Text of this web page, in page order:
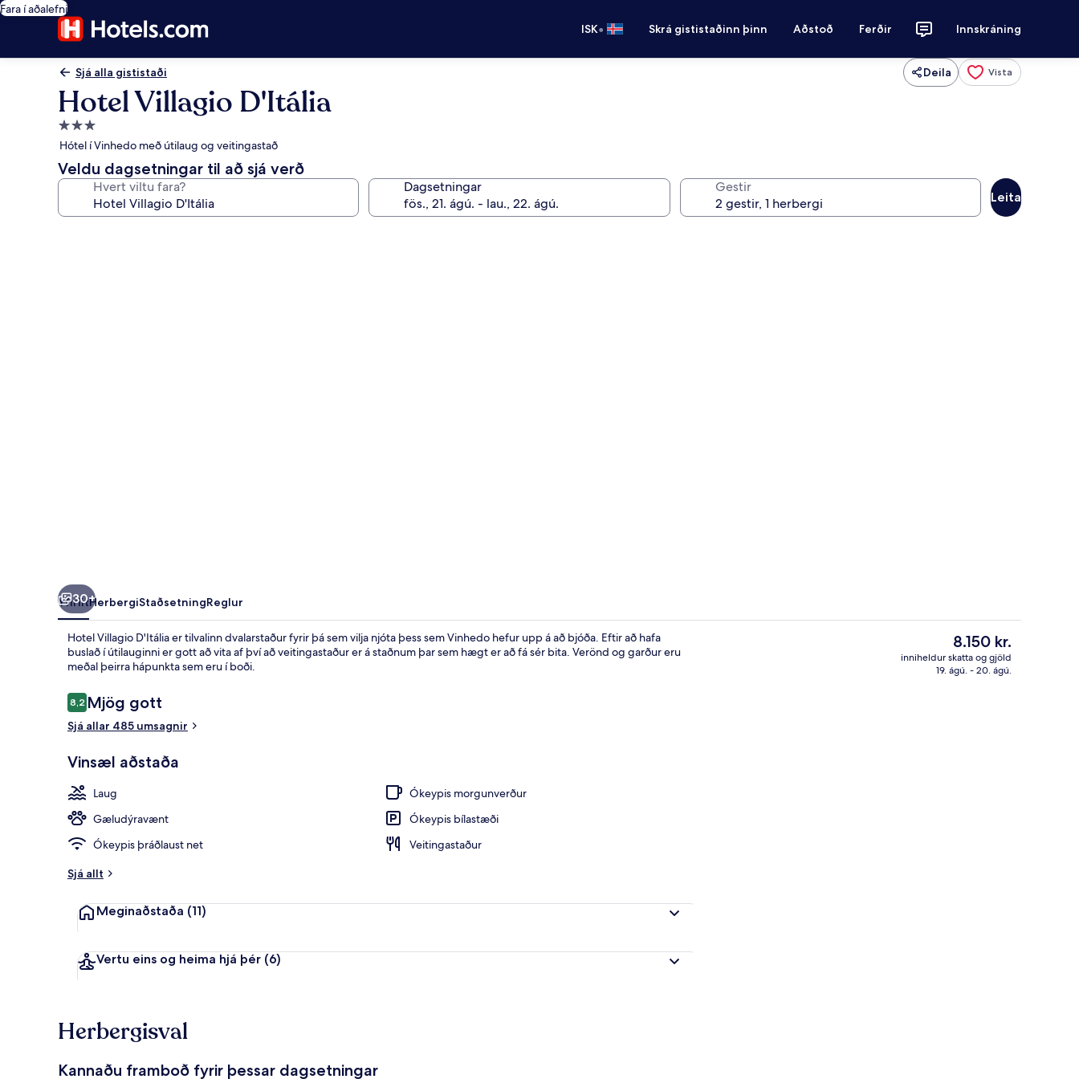
Fara í aðalefni
ISK• Skrá gististaðinn þinn Aðstoð Ferðir Innskráning
Sjá alla gististaði Deila Vista
Hotel Villagio D'Itália
3.0
stjörnu
gististaður
Hótel í Vinhedo með útilaug og veitingastað
Veldu dagsetningar til að sjá verð
Hvert viltu fara? Dagsetningar Gestir
Leita
Lóð gististaðar
30+
YfirlitHerbergiStaðsetningReglur
Hotel Villagio D'Itália er tilvalinn dvalarstaður fyrir þá sem vilja njóta þess sem Vinhedo hefur upp á að bjóða. Eftir að hafa
buslað í útilauginni er gott að vita af því að veitingastaður er á staðnum þar sem hægt er að fá sér bita. Verönd og garður eru
meðal þeirra hápunkta sem eru í boði.
Umsagnir
8,28,2 af 10
Mjög gott
Sjá allar 485 umsagnir
Vinsæl aðstaða
Laug
Ókeypis morgunverður
Gæludýravænt
Ókeypis bílastæði
Ókeypis þráðlaust net
Veitingastaður
Sjá allt
Meginaðstaða (11)
Vertu eins og heima hjá þér (6)
Núverandi
verð
er
8.150 kr.
inniheldur skatta og gjöld
19. ágú. - 20. ágú.
Herbergisval
Kannaðu framboð fyrir þessar dagsetningar